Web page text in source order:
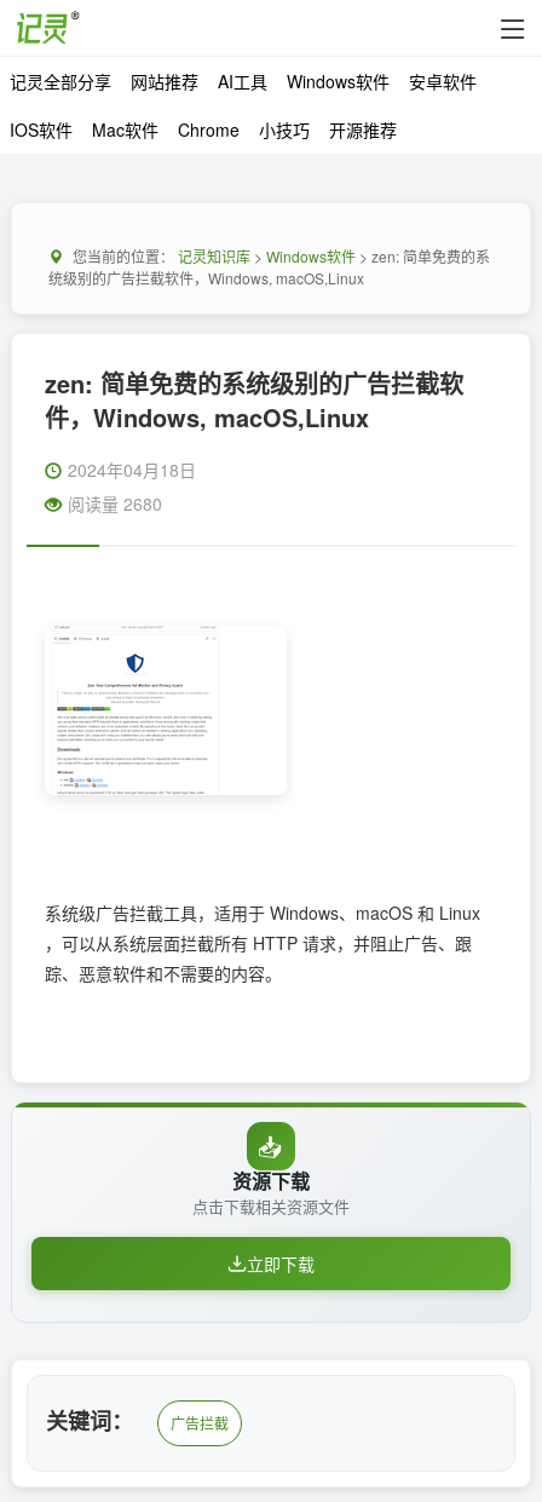
记灵全部分享 网站推荐 AI工具 Windows软件
安卓软件
IOS软件
Mac软件 Chrome 小技巧 开源推荐
您当前的位置： 记灵知识库> Windows软件> zen: 简单免费的系
统级别的广告拦截软件，Windows, macOS,Linux
zen: 简单免费的系统级别的广告拦截软
件，Windows, macOS,Linux
2024年04月18日
阅读量 2680
系统级广告拦截工具，适用于 Windows、macOS 和 Linux
，可以从系统层面拦截所有 HTTP 请求，并阻止广告、跟
踪、恶意软件和不需要的内容。
📥
资源下载
点击下载相关资源文件
立即下载
关键词： 广告拦截